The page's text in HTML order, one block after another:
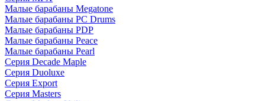
Малые барабаны Megatone
Малые барабаны PC Drums
Малые барабаны PDP
Малые барабаны Peace
Малые барабаны Pearl
Серия Decade Maple
Серия Duoluxe
Серия Export
Серия Masters